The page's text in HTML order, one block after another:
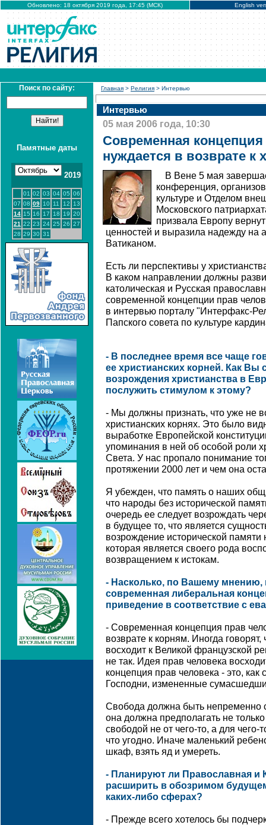
Обновлено: 18 октября 2019 года, 17:45 (МСК) English
Поиск по сайту:
Памятные даты
2019
01 02 03 04 05 06
07 08 09 10 11 12
13
14 15 16 17 18 19 20
21 22 23 24 25 26 27
28 29 30 31
Главная > Религия > Интервью
Интервью
05 мая 2006 года, 10:30
Современная концепция
нуждается в возврате к
В Вене 5 мая
конференция,
культуре и Отделом
Московского
призвала Европу
ценностей и выразила надежду на
Ватиканом.
Есть ли перспективы у
В каком направлении должны
католическая и Русская
современной концепции прав
в интервью порталу "Интерфакс-
Папского совета по культуре
- В последнее время все чаще
ее христианских корней. Как Вы
возрождения христианства в
послужить стимулом к этому?
- Мы должны признать, что уже не
христианских корнях. Это было
выработке Европейской
упоминания в ней об особой роли
Света. У нас пропало понимание
протяжении 2000 лет и чем она
Я убежден, что память о наших
что народы без исторической
очередь ее следует возрождать
в будущее то, что является
возрождение исторической памяти
которая является своего рода
возвращением к истокам.
- Насколько, по Вашему мнению,
современная либеральная
приведение в соответствие с
- Современная концепция прав
возврате к корням. Иногда
восходит к Великой французской
не так. Идея прав человека
концепция прав человека - это, как
Господни, измененные
Свобода должна быть непременно
она должна предполагать не
свободой не от чего-то, а для чего-
что угодно. Иначе маленький
шкаф, взять яд и умереть.
- Планируют ли Православная и
расширить в обозримом
каких-либо сферах?
- Прежде всего хотелось бы